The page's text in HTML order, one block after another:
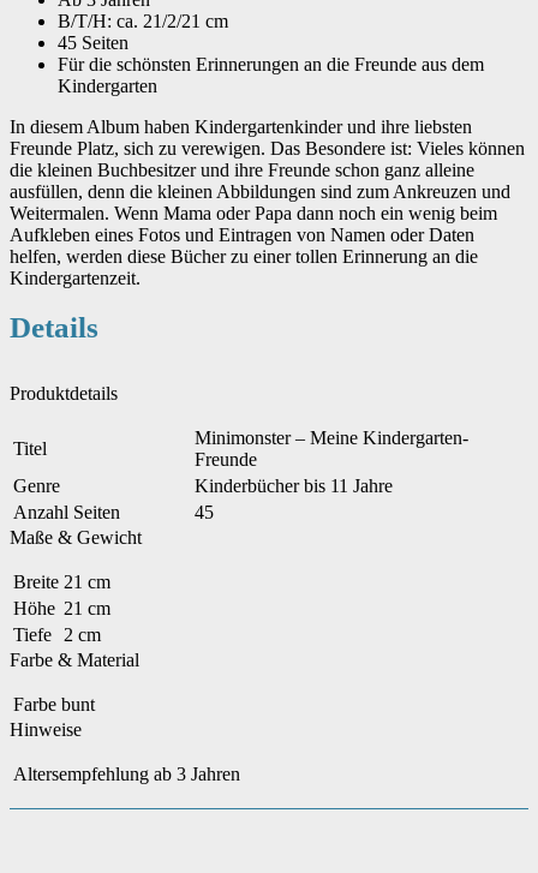
B/T/H: ca. 21/2/21 cm
45 Seiten
Für die schönsten Erinnerungen an die Freunde aus dem
Kindergarten
In diesem Album haben Kindergartenkinder und ihre liebsten
Freunde Platz, sich zu verewigen. Das Besondere ist: Vieles können
die kleinen Buchbesitzer und ihre Freunde schon ganz alleine
ausfüllen, denn die kleinen Abbildungen sind zum Ankreuzen und
Weitermalen. Wenn Mama oder Papa dann noch ein wenig beim
Aufkleben eines Fotos und Eintragen von Namen oder Daten
helfen, werden diese Bücher zu einer tollen Erinnerung an die
Kindergartenzeit.
Details
Produktdetails
Titel
Minimonster – Meine Kindergarten-
Freunde
Genre
Kinderbücher bis 11 Jahre
Anzahl Seiten
45
Maße & Gewicht
Breite 21 cm
Höhe 21 cm
Tiefe
2 cm
Farbe & Material
Farbe bunt
Hinweise
Altersempfehlung ab 3 Jahren